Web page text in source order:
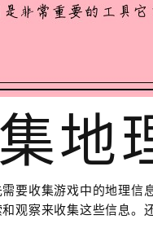
地
要收集游戏中的地理信
观察来收集这些信息。